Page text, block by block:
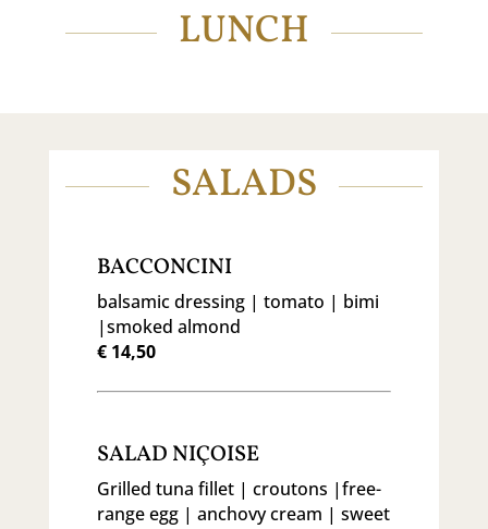
LUNCH
SALADS
BACCONCINI
balsamic dressing | tomato | bimi
|smoked almond
€ 14,50
SALAD NIÇOISE
Grilled tuna fillet | croutons |free-
range egg | anchovy cream | sweet